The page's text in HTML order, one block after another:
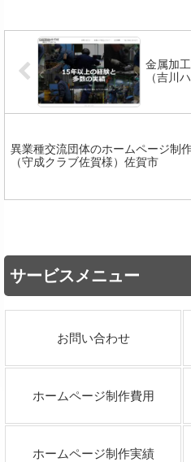
金属加
（吉川
異業種交流団体のホームページ制
（守成クラブ佐賀様）佐賀市
サービスメニュー
お問い合わせ
ホームページ制作費用
ホームページ制作実績